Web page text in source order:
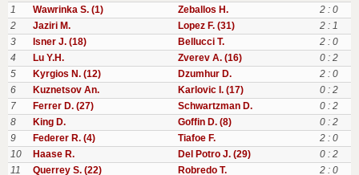
1
Wawrinka S. (1) Zeballos H.
2 : 0
2
Jaziri M. Lopez F. (31)
2 : 1
3
Isner J. (18) Bellucci T.
2 : 0
4
Lu Y.H. Zverev A. (16)
0 : 2
5
Kyrgios N. (12) Dzumhur D.
2 : 0
6
Kuznetsov An. Karlovic I. (17)
0 : 2
7
Ferrer D. (27) Schwartzman D.
0 : 2
8
King D. Goffin D. (8)
0 : 2
9
Federer R. (4) Tiafoe F.
2 : 0
10
Haase R. Del Potro J. (29)
0 : 2
11
Querrey S. (22) Robredo T.
2 : 0